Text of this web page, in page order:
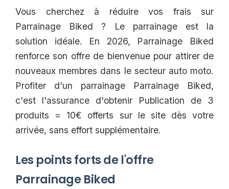
Vous cherchez à réduire vos frais sur
Parrainage Biked ? Le parrainage est la
solution idéale. En 2026, Parrainage Biked
renforce son offre de bienvenue pour attirer de
nouveaux membres dans le secteur auto moto.
Profiter d'un parrainage Parrainage Biked,
c'est l'assurance d'obtenir Publication de 3
produits = 10€ offerts sur le site dès votre
arrivée, sans effort supplémentaire.
Les points forts de l'offre
Parrainage Biked